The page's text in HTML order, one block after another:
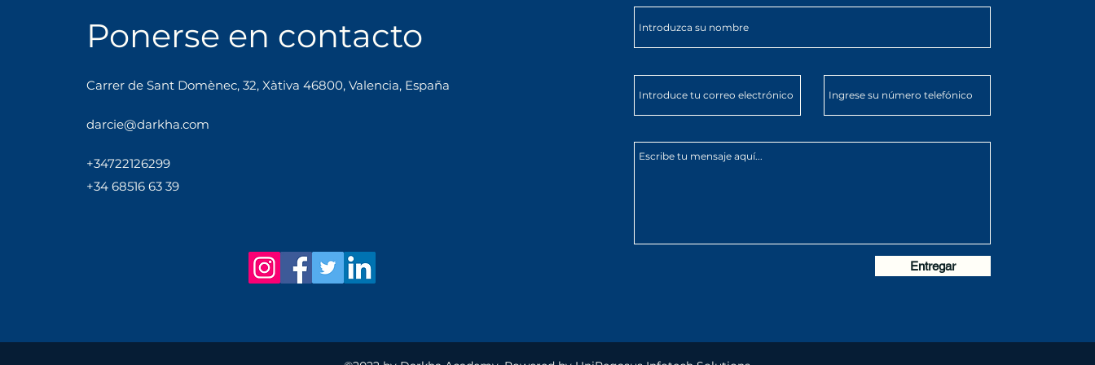
Ponerse en contacto
Carrer de Sant Domènec, 32, Xàtiva 46800, Valencia, España
darcie@darkha.com
+34722126299
+34 68516 63 39
Entregar